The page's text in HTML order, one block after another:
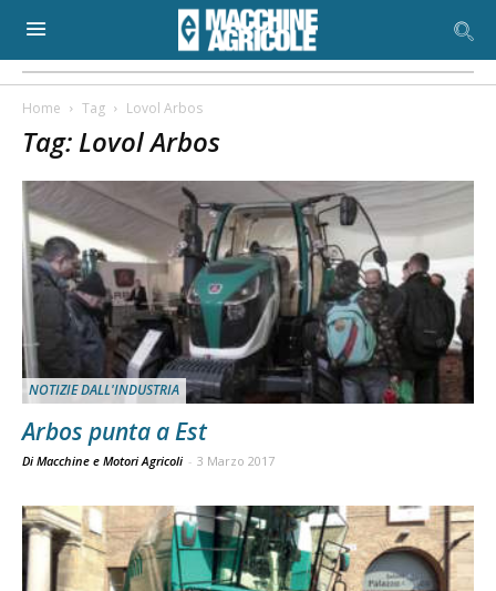
Home Tag Lovol Arbos
Tag: Lovol Arbos
NOTIZIE DALL'INDUSTRIA
Arbos punta a Est
Di Macchine e Motori Agricoli - 3 Marzo 2017